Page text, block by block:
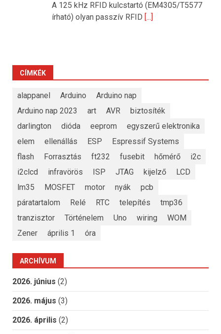
A 125 kHz RFID kulcstartó (EM4305/T5577
írható) olyan passzív RFID [...]
CÍMKÉK
alappanel Arduino
Arduino nap
Arduino nap 2023
art AVR
biztosíték
darlington
dióda eeprom
egyszerű elektronika
elem
ellenállás ESP
Espressif Systems
flash
Forrasztás ft232 fusebit hőmérő
i2c
i2clcd
infravörös ISP JTAG kijelző
LCD
lm35
MOSFET motor nyák
pcb
páratartalom
Relé RTC telepítés
tmp36
tranzisztor
Történelem Uno wiring
WOM
Zener
április 1 óra
ARCHÍVUM
2026. június (2)
2026. május (3)
2026. április (2)